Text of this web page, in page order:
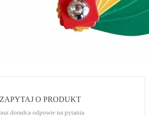
ZAPYTAJ O PRODUKT
doradca odpowie na pytania